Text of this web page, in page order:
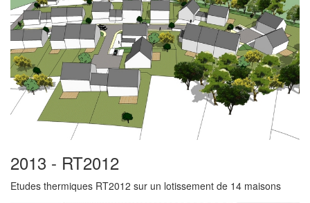
2013 - RT2012
Etudes thermiques RT2012 sur un lotissement de 14 maisons